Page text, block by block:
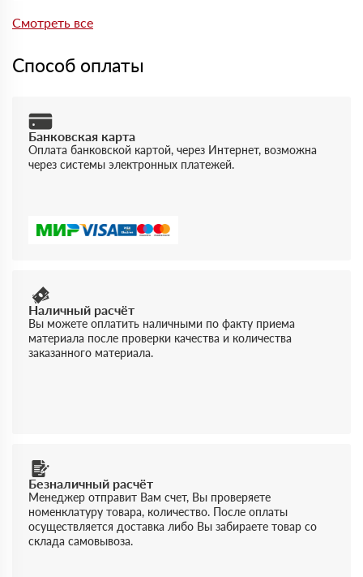
отгрузке можно получить документы, подтверждающие
Смотреть все
Способ оплаты
Банковская карта
Оплата банковской картой, через Интернет, возможна
через системы электронных платежей.
Наличный расчёт
Вы можете оплатить наличными по факту приема
материала после проверки качества и количества
заказанного материала.
Безналичный расчёт
Менеджер отправит Вам счет, Вы проверяете
номенклатуру товара, количество. После оплаты
осуществляется доставка либо Вы забираете товар со
склада самовывоза.